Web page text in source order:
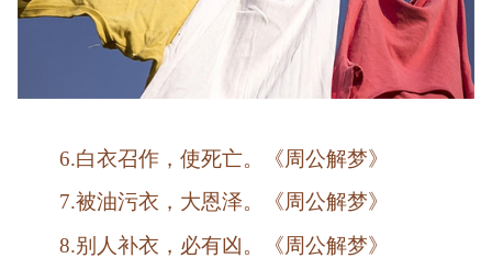
6.白衣召作，使死亡。《周公解梦》
7.被油污衣，大恩泽。《周公解梦》
8.别人补衣，必有凶。《周公解梦》